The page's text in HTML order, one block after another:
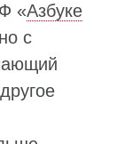
«Азбуке
с